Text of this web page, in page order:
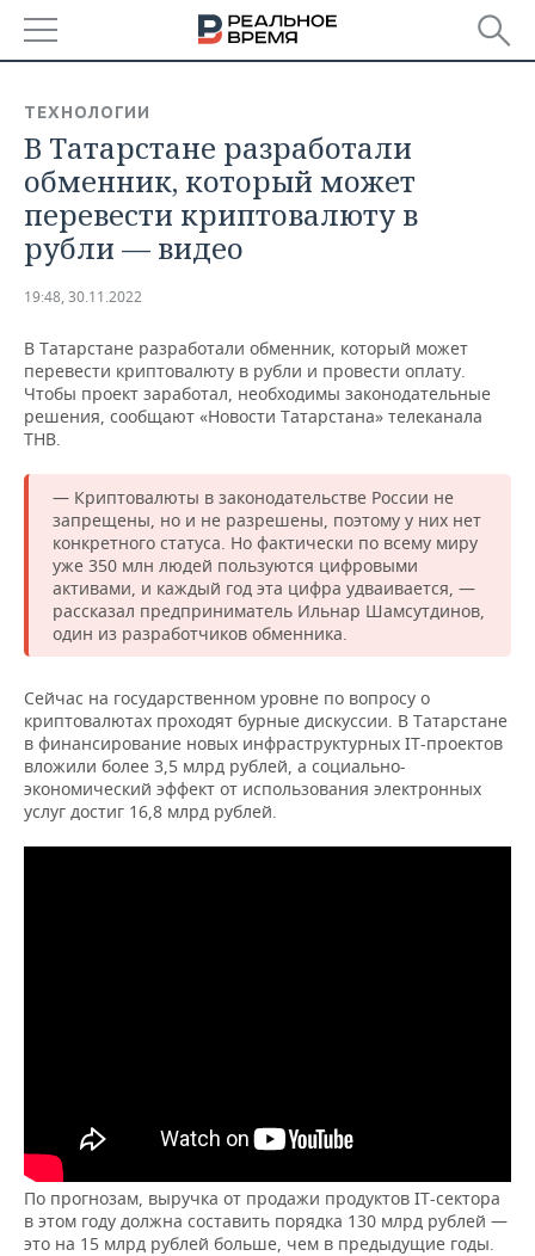
БАШКОРТОСТАН
ТАТАРСТАН
УДМУРТИЯ
НОВОСТИ
АНАЛИТИКА
НОВОСТИ АНАЛИТИКИ
ДЕКЛАРАЦИИ О ДОХОДАХ
КОРОЛИ ГОСЗАКАЗА ПФО
ВУЗЫ ТАТАРСТАНА
КОМУ ПРИНАДЛЕЖАТ
ТОРГОВЫЕ ЦЕНТРЫ
ТАТАРСТАНА
ЭКОНОМИКА
НОВОСТИ ЭКОНОМИКИ
ФИНАНСЫ
БАНКИ
БЮДЖЕТ
ИНВЕСТИЦИИ
ПРОМЫШЛЕННОСТЬ
НОВОСТИ
ПРОМЫШЛЕННОСТИ
АГРОПРОМ
МАШИНОСТРОЕНИЕ
НЕФТЕХИМИЯ
НЕФТЬ
ОПК
ЭНЕРГЕТИКА
НЕДВИЖИМОСТЬ
НОВОСТИ НЕДВИЖИМОСТИ
АВТО
НОВОСТИ АВТО
БИЗНЕС
НОВОСТИ БИЗНЕСА
РОЗНИЧНАЯ ТОРГОВЛЯ
ТРАНСПОРТ
УСЛУГИ
ТЕХНОЛОГИИ
НОВОСТИ ТЕХНОЛОГИЙ
МЕДИА
ТЕЛЕКОММУНИКАЦИИ
МЕРОПРИЯТИЯ
НОВОСТИ МЕРОПРИЯТИЙ
ВЫЕЗДНАЯ РЕДАКЦИЯ
БИЗНЕС-БРАНЧИ
ONLINE-КОНФЕРЕНЦИИ
ОТКРЫТАЯ ЛЕКЦИЯ
СПОРТ
НОВОСТИ СПОРТА
ФУТБОЛ
ХОККЕЙ
БАСКЕТБОЛ
ХОККЕЙ С МЯЧОМ
ОБЩЕСТВО
НОВОСТИ ОБЩЕСТВА
ВЛАСТЬ
ИНФРАСТРУКТУРА
ПРОИСШЕСТВИЯ
ФОТОГАЛЕРЕЯ
СЮЖЕТЫ
ТЕХНОЛОГИИ
В Татарстане разработали
обменник, который может
перевести криптовалюту в
рубли — видео
19:48, 30.11.2022
В Татарстане разработали обменник, который может
перевести криптовалюту в рубли и провести оплату.
Чтобы проект заработал, необходимы законодательные
решения, сообщают «Новости Татарстана» телеканала
ТНВ.
— Криптовалюты в законодательстве России не
запрещены, но и не разрешены, поэтому у них нет
конкретного статуса. Но фактически по всему миру
уже 350 млн людей пользуются цифровыми
активами, и каждый год эта цифра удваивается, —
рассказал предприниматель Ильнар Шамсутдинов,
один из разработчиков обменника.
Сейчас на государственном уровне по вопросу о
криптовалютах проходят бурные дискуссии. В Татарстане
в финансирование новых инфраструктурных IT-проектов
вложили более 3,5 млрд рублей, а социально-
экономический эффект от использования электронных
услуг достиг 16,8 млрд рублей.
По прогнозам, выручка от продажи продуктов IT-сектора
в этом году должна составить порядка 130 млрд рублей —
это на 15 млрд рублей больше, чем в предыдущие годы.